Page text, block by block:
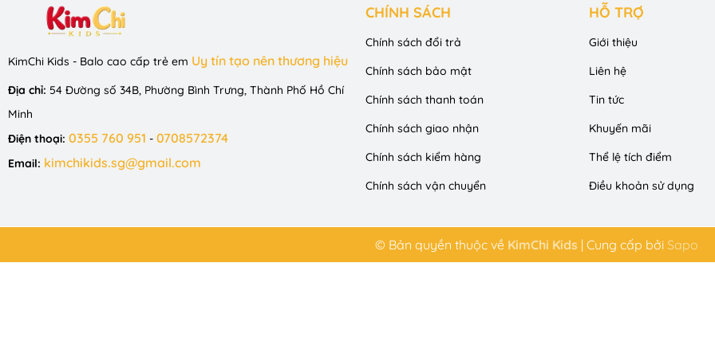
KimChi Kids - Balo cao cấp trẻ em Uy tín tạo nên thương hiệu
Địa chỉ: 54 Đường số 34B, Phường Bình Trưng, Thành Phố Hồ Chí
Minh
Điện thoại: 0355 760 951 - 0708572374
Email: kimchikids.sg@gmail.com
CHÍNH SÁCH
Chính sách đổi trả
Chính sách bảo mật
Chính sách thanh toán
Chính sách giao nhận
Chính sách kiểm hàng
Chính sách vận chuyển
HỖ TRỢ
Giới thiệu
Liên hệ
Tin tức
Khuyến mãi
Thể lệ tích điểm
Điều khoản sử dụng
© Bản quyền thuộc về KimChi Kids | Cung cấp bởi Sapo